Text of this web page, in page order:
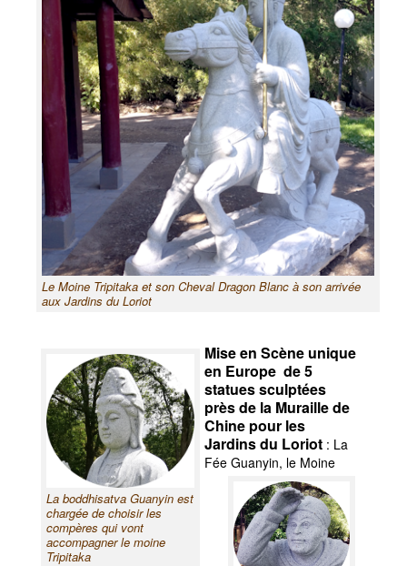
Le Moine Tripitaka et son Cheval Dragon Blanc à son arrivée
aux Jardins du Loriot
La boddhisatva Guanyin est
chargée de choisir les
compères qui vont
accompagner le moine
Tripitaka
Mise en Scène unique
en Europe de 5
statues sculptées
près de la Muraille de
Chine pour les
Jardins du Loriot : La
Fée Guanyin, le Moine